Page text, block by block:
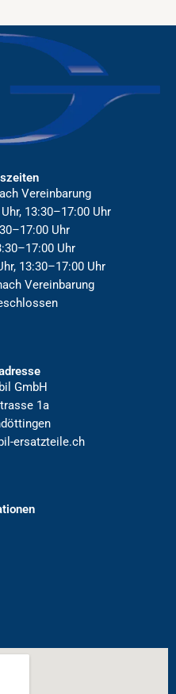
Vereinbarung
13:30–17:00 Uhr
Uhr
Uhr
13:30–17:00 Uhr
Vereinbarung
GmbH
1a
ersatzteile.ch